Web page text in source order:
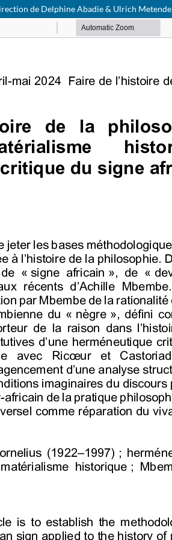
de Delphine Abadie & Ulrich Metende